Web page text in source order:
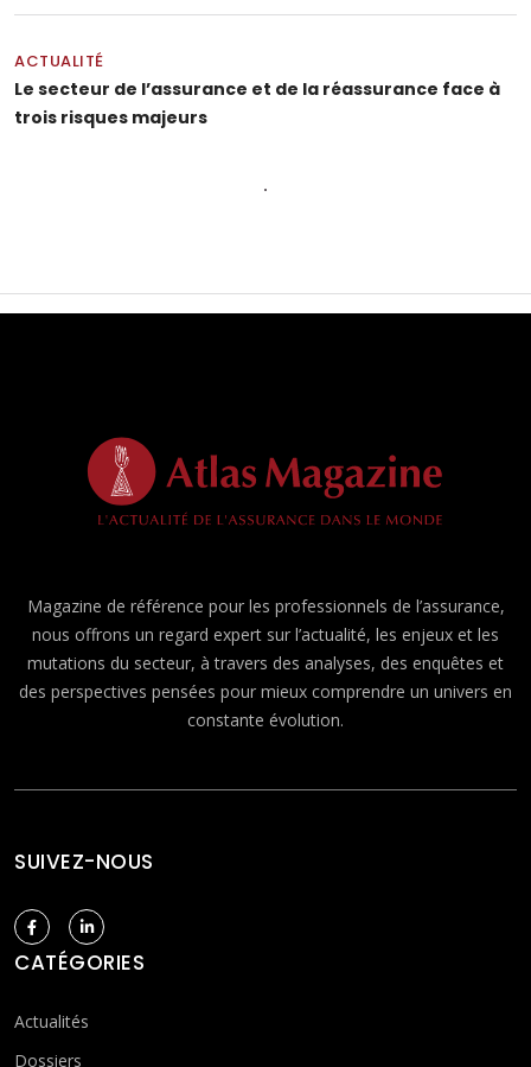
ACTUALITÉ
Le secteur de l’assurance et de la réassurance face à
trois risques majeurs
Magazine de référence pour les professionnels de l’assurance,
nous offrons un regard expert sur l’actualité, les enjeux et les
mutations du secteur, à travers des analyses, des enquêtes et
des perspectives pensées pour mieux comprendre un univers en
constante évolution.
SUIVEZ-NOUS
CATÉGORIES
Actualités
Dossiers